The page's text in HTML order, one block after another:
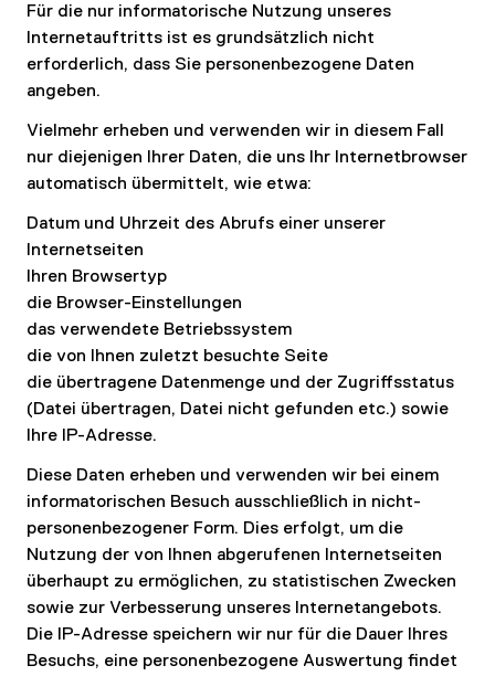
Für die nur informatorische Nutzung unseres
Internetauftritts ist es grundsätzlich nicht
erforderlich, dass Sie personenbezogene Daten
angeben.
Vielmehr erheben und verwenden wir in diesem Fall
nur diejenigen Ihrer Daten, die uns Ihr Internetbrowser
automatisch übermittelt, wie etwa:
Datum und Uhrzeit des Abrufs einer unserer
Internetseiten
Ihren Browsertyp
die Browser-Einstellungen
das verwendete Betriebssystem
die von Ihnen zuletzt besuchte Seite
die übertragene Datenmenge und der Zugriffsstatus
(Datei übertragen, Datei nicht gefunden etc.) sowie
Ihre IP-Adresse.
Diese Daten erheben und verwenden wir bei einem
informatorischen Besuch ausschließlich in nicht-
personenbezogener Form. Dies erfolgt, um die
Nutzung der von Ihnen abgerufenen Internetseiten
überhaupt zu ermöglichen, zu statistischen Zwecken
sowie zur Verbesserung unseres Internetangebots.
Die IP-Adresse speichern wir nur für die Dauer Ihres
Besuchs, eine personenbezogene Auswertung findet